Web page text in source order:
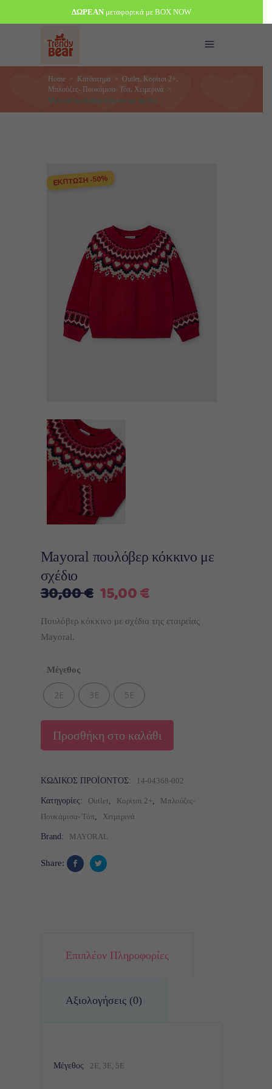
Home> Κατάστημα> Outlet, Κορίτσι 2+
Μπλούζες- Πουκάμισα- Τόπ, Χειμερινά>
Mayoral πουλόβερ κόκκινο με σχέδιο
ΕΚΠΤΩΣΗ -50%
Mayoral πουλόβερ κόκκινο με
σχέδιο
30,00€ Original
was:
15,00€Η
τιμή
Πουλόβερ κόκκινο με σχέδιο της εταιρείας
Mayoral.
Μέγεθος
2Ε 3Ε 5Ε
Προσθήκη στο καλάθι
ΚΩΔΙΚΌΣ ΠΡΟΪΌΝΤΟΣ: 14-04368-002
Κατηγορίες: Outlet, Κορίτσι 2+,
Μπλούζες-
Πουκάμισα- Τόπ, Χειμερινά
Brand: MAYORAL
Share:
Επιπλέον Πληροφορίες
Αξιολογήσεις (0)
Μέγεθος 2Ε, 3Ε, 5Ε
ΔΩΡΕΑΝ μεταφορικά με BOX NOW